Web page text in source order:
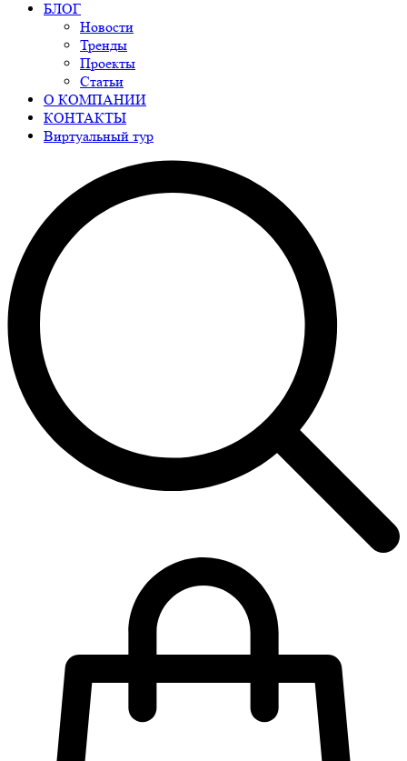
БЛОГ
Новости
Тренды
Проекты
Статьи
О КОМПАНИИ
КОНТАКТЫ
Виртуальный тур